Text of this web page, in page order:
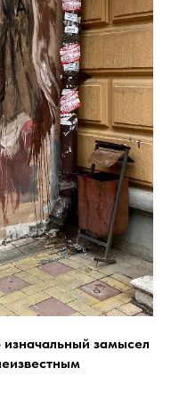
изначальный замысел